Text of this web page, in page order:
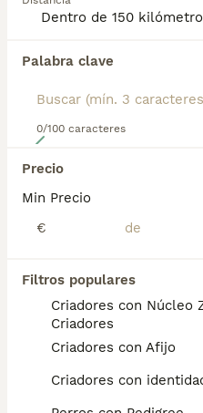
Palabra clave
0/100 caracteres
Precio
Min Precio
€
Filtros populares
Criadores con Núcleo
Criadores
Criadores con Afijo
Criadores con
inteligencia.
para obtener información
Hembras de papillon
Torrevieja,Alicante (75.8km)